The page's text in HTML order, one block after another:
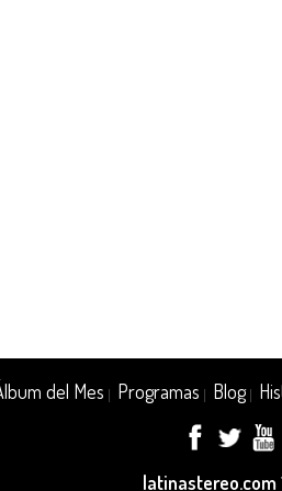
del Mes Programas Blog|
latinastereo.com